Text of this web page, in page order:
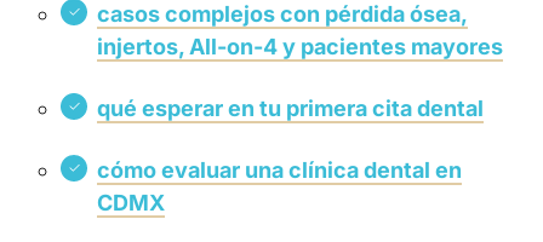
casos complejos con pérdida ósea,
injertos, All-on-4 y pacientes mayores
qué esperar en tu primera cita dental
cómo evaluar una clínica dental en
CDMX